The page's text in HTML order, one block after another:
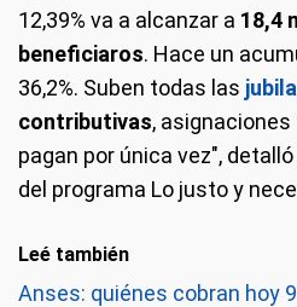
12,39% va a alcanzar a 18,4
beneficiaros. Hace un
36,2%. Suben todas las
contributivas,
pagan por única vez",
del programa Lo justo y
Leé también
Anses: quiénes cobran hoy